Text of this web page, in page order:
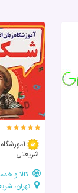
شریعتی
کالا و
تهران،